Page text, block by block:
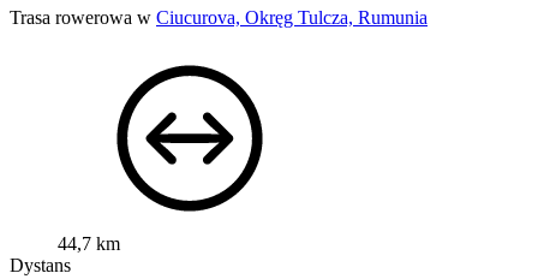
Trasa rowerowa w Ciucurova, Okręg Tulcza, Rumunia
44,7 km
Dystans